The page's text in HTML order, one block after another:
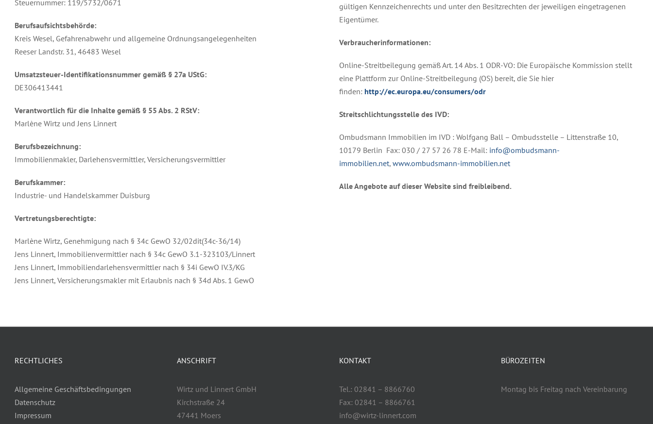
Steuernummer: 119/5732/0671
Berufsaufsichtsbehörde:
Kreis Wesel, Gefahrenabwehr und allgemeine Ordnungsangelegenheiten
Reeser Landstr. 31, 46483 Wesel
Umsatzsteuer-Identifikationsnummer gemäß § 27a UStG:
DE306413441
Verantwortlich für die Inhalte gemäß § 55 Abs. 2 RStV:
Marlène Wirtz und Jens Linnert
Berufsbezeichnung:
Immobilienmakler, Darlehensvermittler, Versicherungsvermittler
Berufskammer:
Industrie- und Handelskammer Duisburg
Vertretungsberechtigte:
Marlène Wirtz, Genehmigung nach § 34c GewO 32/02dit(34c-36/14)
Jens Linnert, Immobilienvermittler nach § 34c GewO 3.1-323103/Linnert
Jens Linnert, Immobiliendarlehensvermittler nach § 34i GewO IV.3/KG
Jens Linnert, Versicherungsmakler mit Erlaubnis nach § 34d Abs. 1 GewO
gültigen Kennzeichenrechts und unter den Besitzrechten der jeweiligen eingetragenen
Eigentümer.
Verbraucherinformationen:
Online-Streitbeilegung gemäß Art. 14 Abs. 1 ODR-VO: Die Europäische Kommission stellt
eine Plattform zur Online-Streitbeilegung (OS) bereit, die Sie hier
finden: http://ec.europa.eu/consumers/odr
Streitschlichtungsstelle des IVD:
Ombudsmann Immobilien im IVD : Wolfgang Ball – Ombudsstelle – Littenstraße 10,
10179 Berlin Fax: 030 / 27 57 26 78 E-Mail: info@ombudsmann-
immobilien.net, www.ombudsmann-immobilien.net
Alle Angebote auf dieser Website sind freibleibend.
RECHTLICHES
Allgemeine Geschäftsbedingungen
Datenschutz
Impressum
ANSCHRIFT
Wirtz und Linnert GmbH
Kirchstraße 24
47441 Moers
KONTAKT
Tel.: 02841 – 8866760
Fax: 02841 – 8866761
info@wirtz-linnert.com
BÜROZEITEN
Montag bis Freitag nach Vereinbarung